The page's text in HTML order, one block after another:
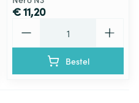
€ 11,20
Bestel